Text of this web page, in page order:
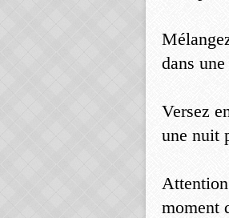
dans
Versez
une nuit
moment